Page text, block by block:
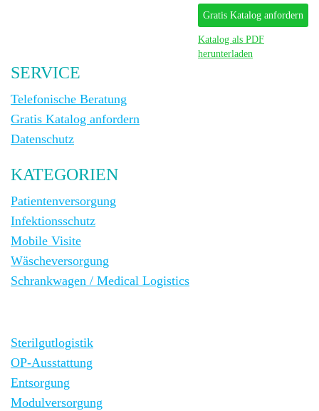
Gratis Katalog anfordern
Katalog als PDF
herunterladen
SERVICE
Telefonische Beratung
Gratis Katalog anfordern
Datenschutz
KATEGORIEN
Patientenversorgung
Infektionsschutz
Mobile Visite
Wäscheversorgung
Schrankwagen / Medical Logistics
Sterilgutlogistik
OP-Ausstattung
Entsorgung
Modulversorgung